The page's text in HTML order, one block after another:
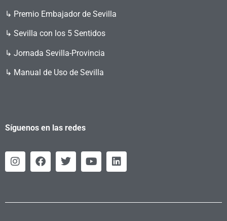
↳ Premio Embajador de Sevilla
↳ Sevilla con los 5 Sentidos
↳ Jornada Sevilla-Provincia
↳ Manual de Uso de Sevilla
Síguenos en las redes